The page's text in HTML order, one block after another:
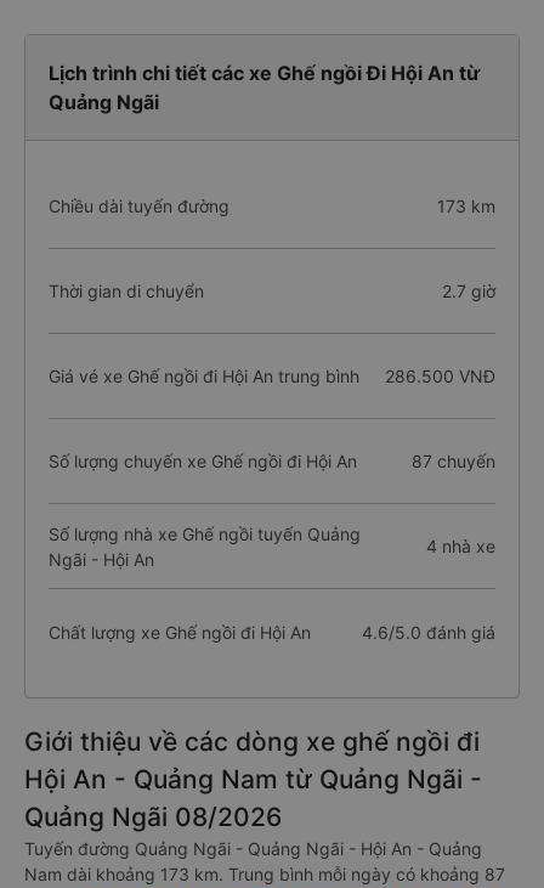
Lịch trình chi tiết các xe Ghế ngồi Đi Hội An từ
Quảng Ngãi
Chiều dài tuyến đường 173 km
Thời gian di chuyển 2.7 giờ
Giá vé xe Ghế ngồi đi Hội An trung bình 286.500 VNĐ
Số lượng chuyến xe Ghế ngồi đi Hội An 87 chuyến
Số lượng nhà xe Ghế ngồi tuyến Quảng
Ngãi - Hội An
4 nhà xe
Chất lượng xe Ghế ngồi đi Hội An 4.6/5.0 đánh giá
Giới thiệu về các dòng xe ghế ngồi đi
Hội An - Quảng Nam từ Quảng Ngãi -
Quảng Ngãi 08/2026
Tuyến đường Quảng Ngãi - Quảng Ngãi - Hội An - Quảng
Nam dài khoảng 173 km. Trung bình mỗi ngày có khoảng 87